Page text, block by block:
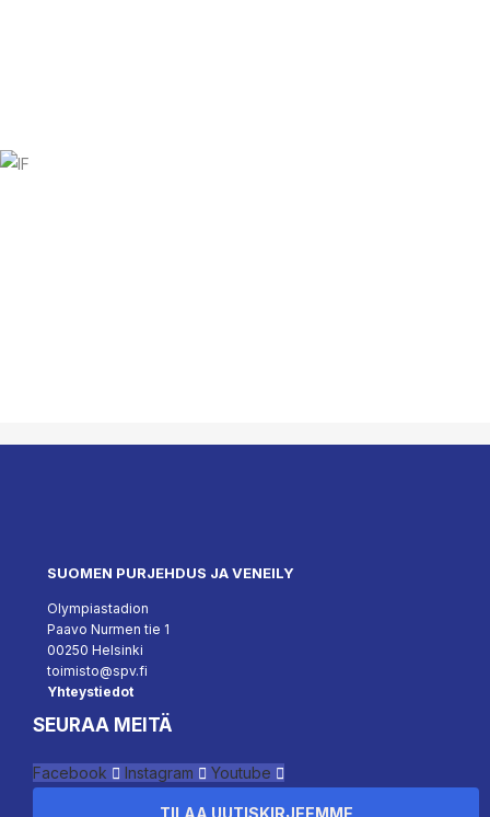
SUOMEN PURJEHDUS JA VENEILY
Olympiastadion
Paavo Nurmen tie 1
00250 Helsinki
toimisto@spv.fi
Yhteystiedot
SEURAA MEITÄ
Facebook Instagram Youtube